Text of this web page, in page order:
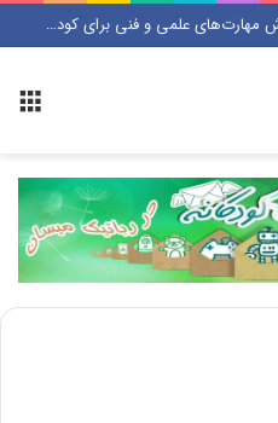
کلاس رباتیک در اسفراین | آموزش مهارت‌های علمی و فنی برای کودکان و نوجوانان